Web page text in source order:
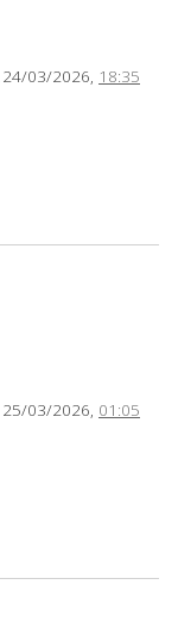
24/03/2026, 18:35
25/03/2026, 01:05